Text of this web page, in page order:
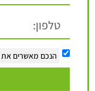
הנכם מאשרים את